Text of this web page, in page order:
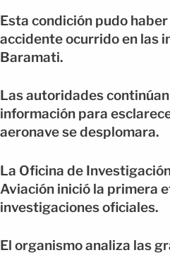
Esta condición pudo
accidente ocurrido en las
Baramati.
Las autoridades
información para
aeronave se desplomara.
La Oficina de
Aviación inició la primera
investigaciones oficiales.
El organismo analiza las